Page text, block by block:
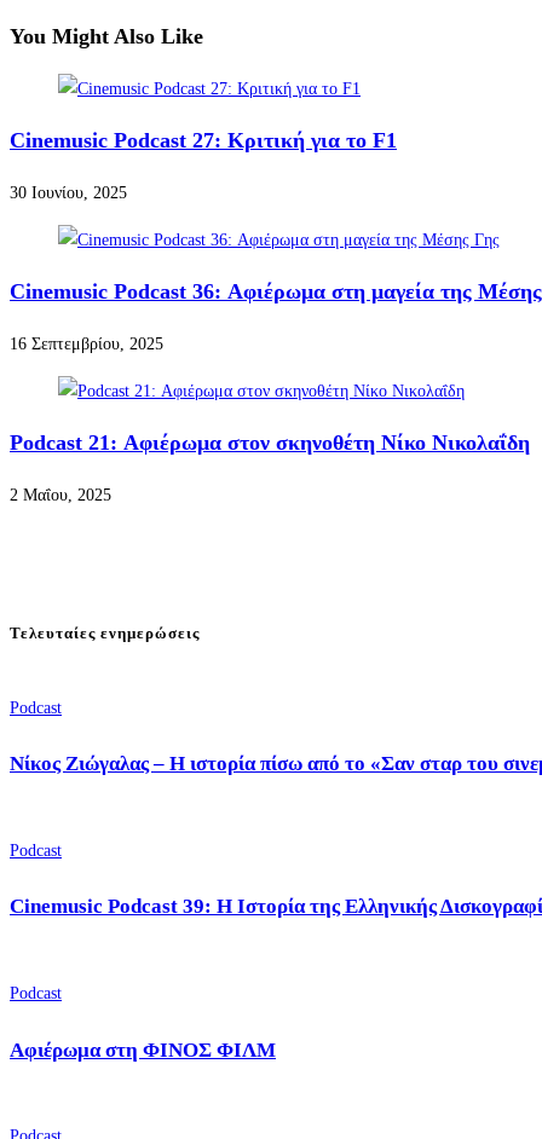
You Might Also Like
Cinemusic Podcast 27: Κριτική για το F1
30 Ιουνίου, 2025
Cinemusic Podcast 36: Αφιέρωμα στη μαγεία της
16 Σεπτεμβρίου, 2025
Podcast 21: Αφιέρωμα στον σκηνοθέτη Νίκο Νικολαΐδη
2 Μαΐου, 2025
Τελευταίες ενημερώσεις
Podcast
Νίκος Ζιώγαλας – Η ιστορία πίσω από το «Σαν σταρ του
Podcast
Cinemusic Podcast 39: Η Ιστορία της Ελληνικής
Podcast
Αφιέρωμα στη ΦΙΝΟΣ ΦΙΛΜ